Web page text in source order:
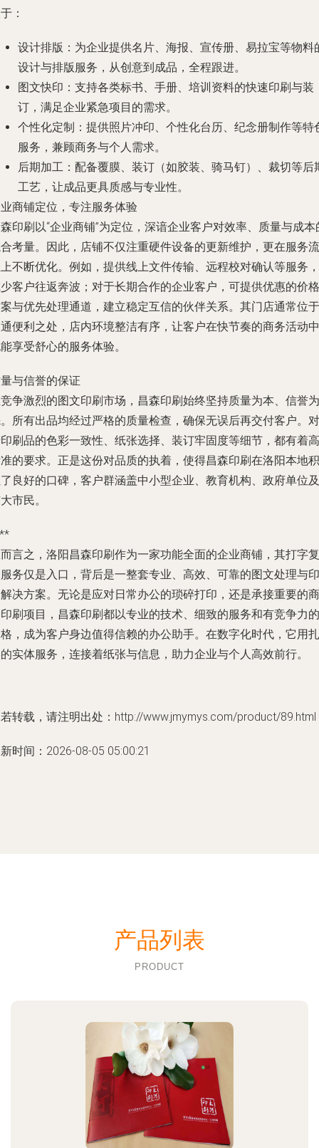
：
设计排版 ：为企业提供名片、海报、宣传册、易拉宝等物料
设计与排版服务，从创意到成品，全程跟进。
图文快印 ：支持各类标书、手册、培训资料的快速印刷与装
订，满足企业紧急项目的需求。
个性化定制 ：提供照片冲印、个性化台历、纪念册制作等特
服务，兼顾商务与个人需求。
后期加工 ：配备覆膜、装订（如胶装、骑马钉）、裁切等后
工艺，让成品更具质感与专业性。
商铺定位，专注服务体验
印刷以“企业商铺”为定位，深谙企业客户对效率、质量与成本
考量。因此，店铺不仅注重硬件设备的更新维护，更在服务流
不断优化。例如，提供线上文件传输、远程校对确认等服务，
客户往返奔波；对于长期合作的企业客户，可提供优惠的价格
与优先处理通道，建立稳定互信的伙伴关系。其门店通常位于
便利之处，店内环境整洁有序，让客户在快节奏的商务活动中
享受舒心的服务体验。
与信誉的保证
争激烈的图文印刷市场，昌森印刷始终坚持质量为本、信誉为
所有出品均经过严格的质量检查，确保无误后再交付客户。对
刷品的色彩一致性、纸张选择、装订牢固度等细节，都有着高
的要求。正是这份对品质的执着，使得昌森印刷在洛阳本地积
良好的口碑，客户群涵盖中小型企业、教育机构、政府单位及
市民。
言之，洛阳昌森印刷作为一家功能全面的企业商铺，其打字复
务仅是入口，背后是一整套专业、高效、可靠的图文处理与印
决方案。无论是应对日常办公的琐碎打印，还是承接重要的商
刷项目，昌森印刷都以专业的技术、细致的服务和有竞争力的
，成为客户身边值得信赖的办公助手。在数字化时代，它用扎
实体服务，连接着纸张与信息，助力企业与个人高效前行。
转载，请注明出处：http://www.jmymys.com/product/89.html
时间：2026-08-05 05:00:21
产品列表
PRODUCT